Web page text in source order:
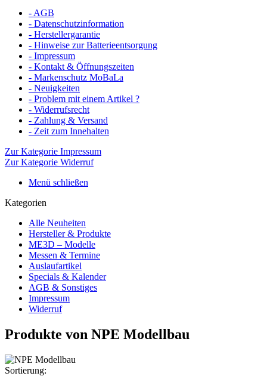
- AGB
- Datenschutzinformation
- Herstellergarantie
- Hinweise zur Batterieentsorgung
- Impressum
- Kontakt & Öffnungszeiten
- Markenschutz MoBaLa
- Neuigkeiten
- Problem mit einem Artikel ?
- Widerrufsrecht
- Zahlung & Versand
- Zeit zum Innehalten
Zur Kategorie Impressum
Zur Kategorie Widerruf
Menü schließen
Kategorien
Alle Neuheiten
Hersteller & Produkte
ME3D – Modelle
Messen & Termine
Auslaufartikel
Specials & Kalender
AGB & Sonstiges
Impressum
Widerruf
Produkte von NPE Modellbau
Sortierung: